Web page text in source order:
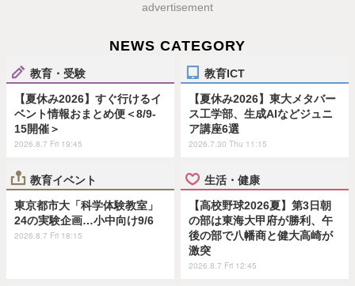
advertisement
NEWS CATEGORY
教育・受験
【夏休み2026】すぐ行けるイ
ベント情報おまとめ便＜8/9-
15開催＞
2026.8.7 Fri 19:45
教育ICT
【夏休み2026】東大メタバー
ス工学部、生成AIなどジュニ
ア講座6選
2026.7.30 Thu 11:15
教育イベント
東京都市大「科学体験教室」
24の実験企画…小中向け9/6
2026.8.7 Fri 18:15
生活・健康
【高校野球2026夏】第3日朝
の部は東海大甲府が勝利、午
後の部で八幡商と健大高崎が
激突
2026.8.7 Fri 12:45